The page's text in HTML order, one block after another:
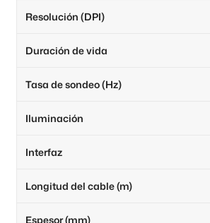
Resolución (DPI)
Duración de vida
Tasa de sondeo (Hz)
Iluminación
Interfaz
Longitud del cable (m)
Espesor (mm)